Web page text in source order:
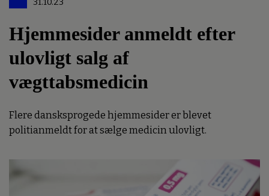
31.10.23
Hjemmesider anmeldt efter
ulovligt salg af
vægttabsmedicin
Flere dansksprogede hjemmesider er blevet
politianmeldt for at sælge medicin ulovligt.